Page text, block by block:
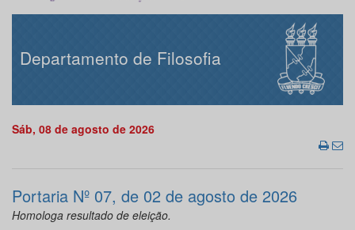
Departamento de Filosofia
Sáb, 08 de agosto de 2026
Portaria Nº 07, de 02 de agosto de 2026
Homologa resultado de eleição.